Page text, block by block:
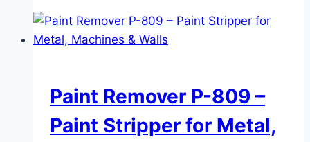
Paint Remover P-809 –
Paint Stripper for Metal,